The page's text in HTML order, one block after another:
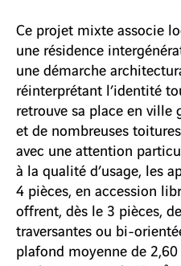
Ce projet mixte associe
une résidence
une démarche
réinterprétant l’identité
retrouve sa place en ville
et de nombreuses
avec une attention
à la qualité d’usage, les
4 pièces, en accession
offrent, dès le 3 pièces,
traversantes ou bi-
plafond moyenne de